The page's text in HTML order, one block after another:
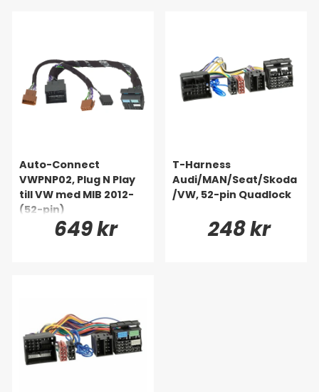
Auto-Connect
VWPNP02, Plug N Play
till VW med MIB 2012-
(52-pin)
649 kr
T-Harness
Audi/MAN/Seat/Skoda
/VW, 52-pin Quadlock
248 kr